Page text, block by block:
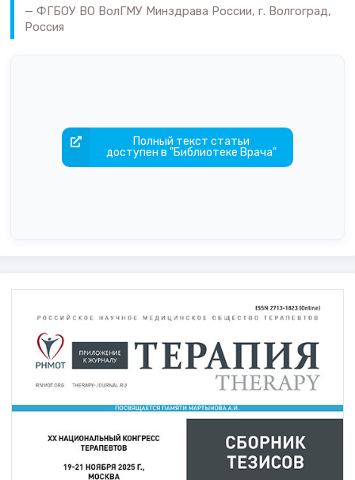
ФГБОУ ВО ВолГМУ Минздрава России, г. Волгоград,
Россия
Полный текст статьи
доступен в "Библиотеке Врача"